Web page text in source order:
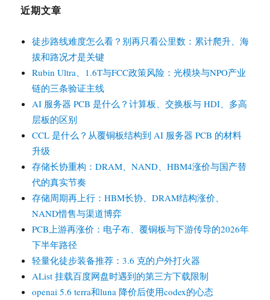
近期文章
徒步路线难度怎么看？别再只看公里数：累计爬升、海
拔和路况才是关键
Rubin Ultra、1.6T与FCC政策风险：光模块与NPO产业
链的三条验证主线
AI 服务器 PCB 是什么？计算板、交换板与 HDI、多高
层板的区别
CCL 是什么？从覆铜板结构到 AI 服务器 PCB 的材料
升级
存储长协重构：DRAM、NAND、HBM4涨价与国产替
代的真实节奏
存储周期再上行：HBM长协、DRAM结构涨价、
NAND惜售与渠道博弈
PCB上游再涨价：电子布、覆铜板与下游传导的2026年
下半年路径
轻量化徒步装备推荐：3.6 克的户外打火器
AList 挂载百度网盘时遇到的第三方下载限制
openai 5.6 terra和luna 降价后使用codex的心态